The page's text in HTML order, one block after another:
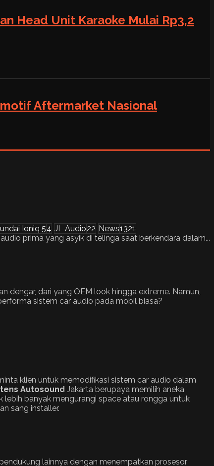
Head Unit Karaoke Mulai Rp3,2
Aftermarket Nasional
Ioniq 54 JL Audio22 News1321
prima yang asyik di telinga saat berkendara dalam...
dengar, dari yang OEM look hingga extreme. Namun,
sistem car audio pada mobil biasa?
klien untuk memodifikasi sistem car audio dalam
Autosound Jakarta berupaya memilih aneka
banyak mengurangi space atau rongga untuk
sang installer.
lainnya dengan menempatkan prosesor